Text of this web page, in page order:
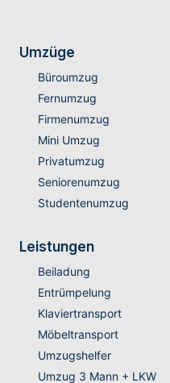
Umzüge
Büroumzug
Fernumzug
Firmenumzug
Mini Umzug
Privatumzug
Seniorenumzug
Studentenumzug
Leistungen
Beiladung
Entrümpelung
Klaviertransport
Möbeltransport
Umzugshelfer
Umzug 3 Mann + LKW